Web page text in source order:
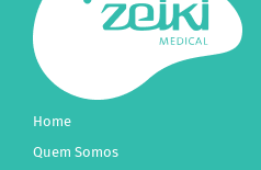
Home
Quem Somos